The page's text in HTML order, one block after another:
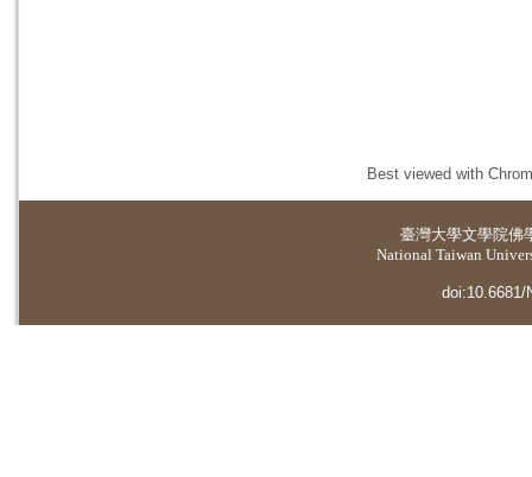
Best viewed with
臺灣大學文學院佛
National Taiwan
doi:10.6681/